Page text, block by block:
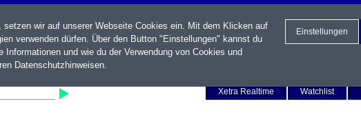
Xetra Realtime
Watchlist
wir auf unserer Webseite Cookies ein. Mit dem Klicken auf
verwenden dürfen. Über den Button "Einstellungen" kannst du
und wie du der Verwendung von Cookies und
Datenschutzhinweisen.
Einstellungen